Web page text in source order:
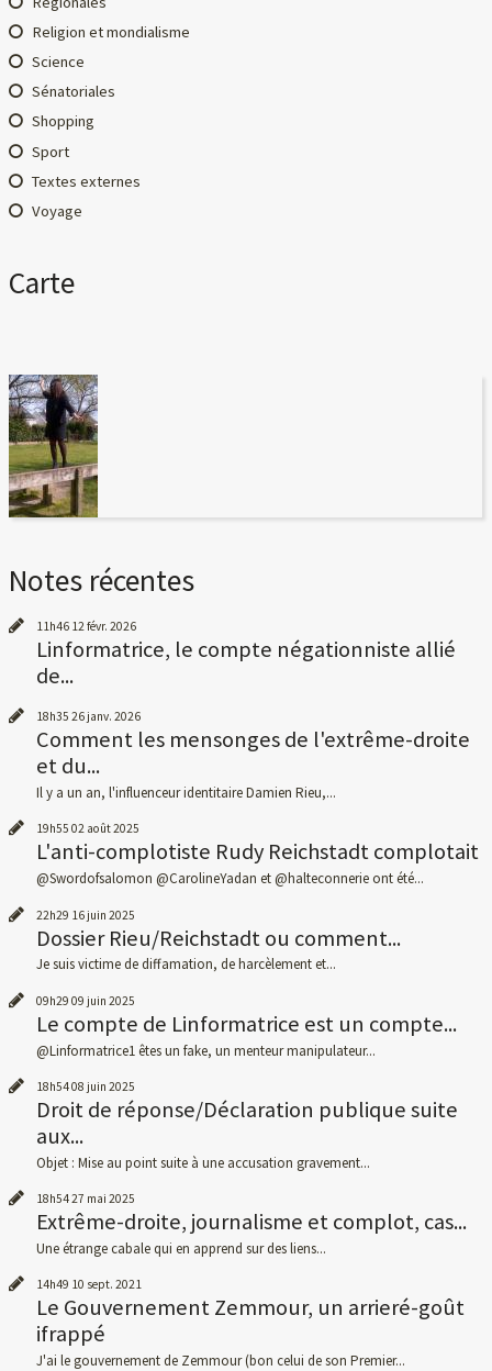
Religion et mondialisme
Science
Sénatoriales
Shopping
Sport
Textes externes
Voyage
Carte
Notes récentes
11h46 12févr. 2026
Linformatrice, le compte négationniste allié
de...
18h35 26 janv. 2026
Comment les mensonges de l'extrême-droite
et du...
Il y a un an, l'influenceur identitaire Damien Rieu,...
19h55 02 août 2025
L'anti-complotiste Rudy Reichstadt complotait
@Swordofsalomon @CarolineYadan et @halteconnerie ont été...
22h29 16 juin 2025
Dossier Rieu/Reichstadt ou comment...
Je suis victime de diffamation, de harcèlement et...
09h29 09 juin 2025
Le compte de Linformatrice est un compte...
@Linformatrice1 êtes un fake, un menteur manipulateur...
18h5408 juin 2025
Droit de réponse/Déclaration publique suite
aux...
Objet : Mise au point suite à une accusation gravement...
18h5427 mai 2025
Extrême-droite, journalisme et complot, cas...
Une étrange cabale qui en apprend sur des liens...
14h49 10 sept. 2021
Le Gouvernement Zemmour, un arrieré-goût
ifrappé
J'ai le gouvernement de Zemmour (bon celui de son Premier...